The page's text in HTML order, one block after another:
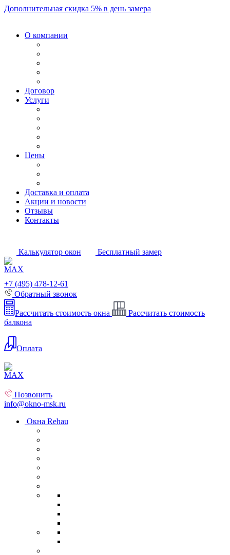
Дополнительная скидка 5% в день замера
О компании
Договор
Услуги
Цены
Доставка и оплата
Акции и новости
Отзывы
Контакты
Калькулятор окон Бесплатный замер
+7 (495) 478-12-61
Обратный звонок
Рассчитать стоимость окна
Рассчитать стоимость
балкона
Оплата
Позвонить
info@okno-msk.ru
Окна Rehau